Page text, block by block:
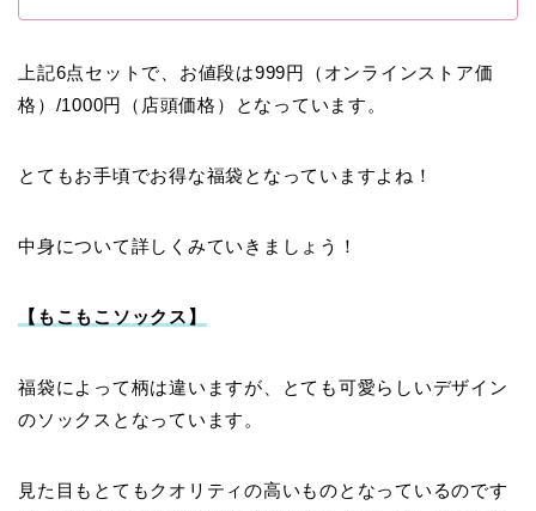
上記6点セットで、お値段は999円（オンラインストア価
格）/1000円（店頭価格）となっています。
とてもお手頃でお得な福袋となっていますよね！
中身について詳しくみていきましょう！
【もこもこソックス】
福袋によって柄は違いますが、とても可愛らしいデザイン
のソックスとなっています。
見た目もとてもクオリティの高いものとなっているのです